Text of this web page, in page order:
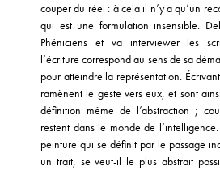
couper du réel : à cela il n’y a qu’un
qui est une formulation insensible.
Phéniciens et va interviewer les
l’écriture correspond au sens de sa
pour atteindre la représentation.
ramènent le geste vers eux, et sont
définition même de l’abstraction ;
restent dans le monde de
peinture qui se définit par le passage
un trait, se veut-il le plus abstrait